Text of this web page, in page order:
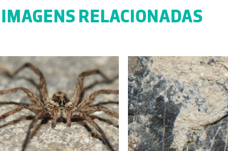
IMAGENS RELACIONADAS